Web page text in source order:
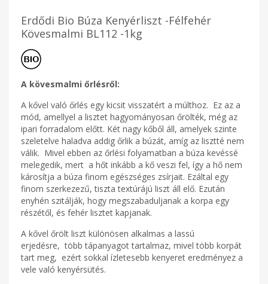
Erdődi Bio Búza Kenyérliszt -Félfehér
Kövesmalmi BL112 -1kg
A kövesmalmi őrlésről:
A kővel való őrlés egy kicsit visszatért a múlthoz. Ez az a
mód, amellyel a lisztet hagyományosan őrölték, még az
ipari forradalom előtt. Két nagy kőből áll, amelyek szinte
szeletelve haladva addig őrlik a búzát, amíg az lisztté nem
válik. Mivel ebben az őrlési folyamatban a búza kevéssé
melegedik, mert a hőt inkább a kő veszi fel, így a hő nem
károsítja a búza finom egészséges zsírjait. Ezáltal egy
finom szerkezezű, tiszta textúrájú liszt áll elő. Ezután
enyhén szitálják, hogy megszabaduljanak a korpa egy
részétől, és fehér lisztet kapjanak.
A kővel őrölt liszt különösen alkalmas a lassú
erjedésre, több tápanyagot tartalmaz, mivel több korpát
tart meg, ezért sokkal ízletesebb kenyeret eredményez a
vele való kenyérsütés.